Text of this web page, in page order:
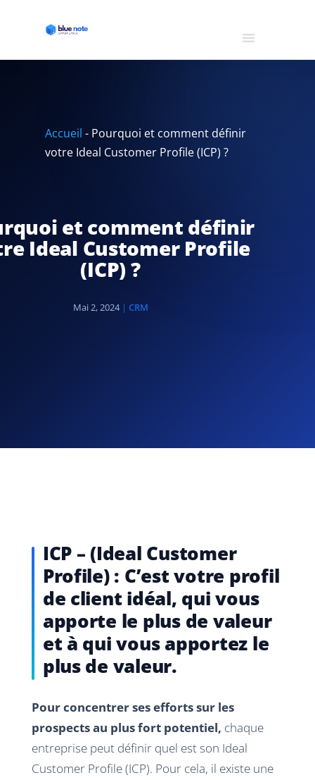
Accueil - Pourquoi et comment définir
votre Ideal Customer Profile (ICP) ?
et comment définir
Ideal Customer Profile
(ICP) ?
Mai 2, 2024| CRM
ICP – (Ideal Customer
Profile) : C’est votre profil
de client idéal, qui vous
apporte le plus de valeur
et à qui vous apportez le
plus de valeur.
Pour concentrer ses efforts sur les
prospects au plus fort potentiel, chaque
entreprise peut définir quel est son Ideal
Customer Profile (ICP). Pour cela, il existe une